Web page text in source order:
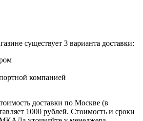
существует 3 варианта доставки:
компанией
доставки по Москве (в
1000 рублей. Стоимость и сроки